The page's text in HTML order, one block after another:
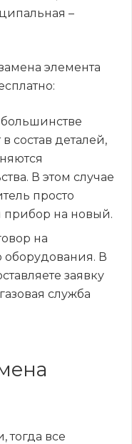
–
элемента
состав деталей,
В этом случае
просто
прибор на новый.
на
оборудования. В
заявку
служба
тогда все